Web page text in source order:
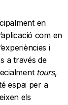
en
com en
i
a través de
tours,
espai per a
els